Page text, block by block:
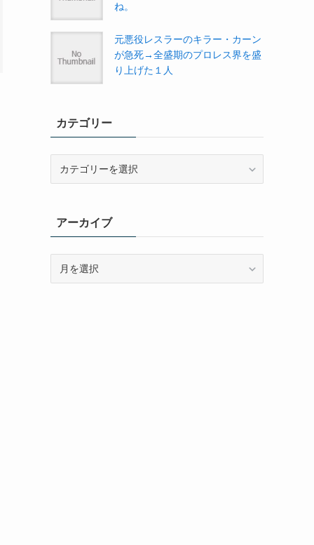
ね。
元悪役レスラーのキラー・カーン
が急死→全盛期のプロレス界を盛
り上げた１人
カテゴリー
ーアーカイブ